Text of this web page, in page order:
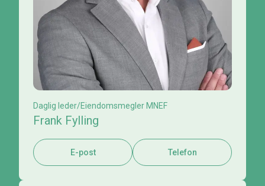
Daglig leder/Eiendomsmegler MNEF
Frank Fylling
E-post Telefon